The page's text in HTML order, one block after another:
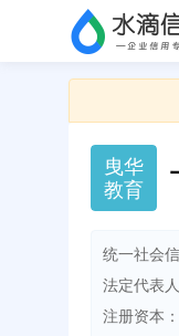
曳华
教育
统一社会
法定代表人
注册资本：